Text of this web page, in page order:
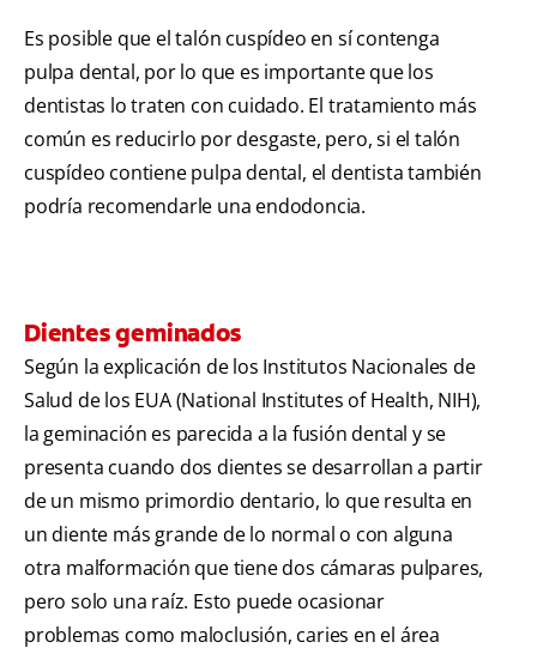
Es posible que el talón cuspídeo en sí contenga
pulpa dental, por lo que es importante que los
dentistas lo traten con cuidado. El tratamiento más
común es reducirlo por desgaste, pero, si el talón
cuspídeo contiene pulpa dental, el dentista también
podría recomendarle una endodoncia.
Dientes geminados
Según la explicación de los Institutos Nacionales de
Salud de los EUA (National Institutes of Health, NIH),
la geminación es parecida a la fusión dental y se
presenta cuando dos dientes se desarrollan a partir
de un mismo primordio dentario, lo que resulta en
un diente más grande de lo normal o con alguna
otra malformación que tiene dos cámaras pulpares,
pero solo una raíz. Esto puede ocasionar
problemas como maloclusión, caries en el área